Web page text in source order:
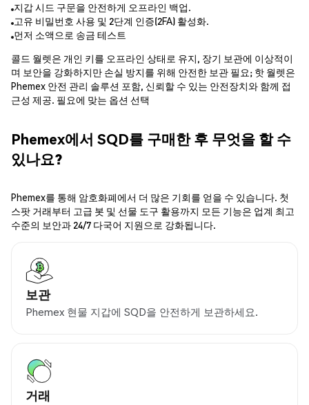
지갑 시드 구문을 안전하게 오프라인 백업.
고유 비밀번호 사용 및 2단계 인증(2FA) 활성화.
먼저 소액으로 송금 테스트
콜드 월렛은 개인 키를 오프라인 상태로 유지, 장기 보관에 이상적이
며 보안을 강화하지만 손실 방지를 위해 안전한 보관 필요; 핫 월렛은
Phemex 안전 관리 솔루션 포함, 신뢰할 수 있는 안전장치와 함께 접
근성 제공. 필요에 맞는 옵션 선택
Phemex에서 SQD를 구매한 후 무엇을 할 수
있나요?
Phemex를 통해 암호화폐에서 더 많은 기회를 얻을 수 있습니다. 첫
스팟 거래부터 고급 봇 및 선물 도구 활용까지 모든 기능은 업계 최고
수준의 보안과 24/7 다국어 지원으로 강화됩니다.
보관
Phemex 현물 지갑에 SQD을 안전하게 보관하세요.
거래